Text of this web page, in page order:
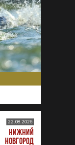
22.08.2026
НИЖНИЙ
НОВГОРОД